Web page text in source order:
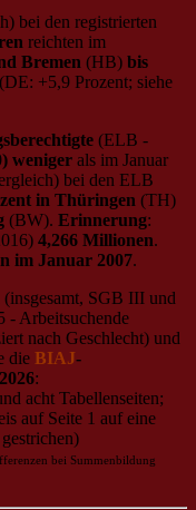
bei den registrierten
reichten im
Bremen (HB) bis
+5,9 Prozent; siehe
(ELB -
weniger als im Januar
bei den ELB
in Thüringen (TH)
(BW). Erinnerung:
4,266 Millionen.
im Januar 2007.
(insgesamt, SGB III und
- Arbeitsuchende
nach Geschlecht) und
die BIAJ-
:
acht Tabellenseiten;
auf Seite 1 auf eine
bei Summenbildung